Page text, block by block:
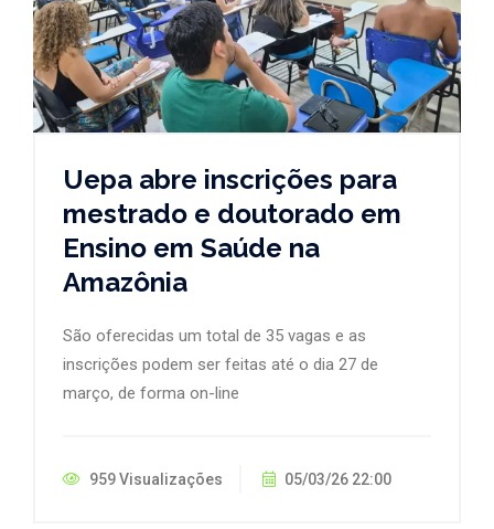
Uepa abre inscrições para
mestrado e doutorado em
Ensino em Saúde na
Amazônia
São oferecidas um total de 35 vagas e as
inscrições podem ser feitas até o dia 27 de
março, de forma on-line
959 Visualizações 05/03/26 22:00